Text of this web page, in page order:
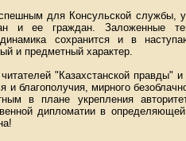
для Консульской службы,
и ее граждан. Заложенные
динамика сохранится и в
и предметный характер.
"Казахстанской правды" и
благополучия, мирного
в плане укрепления
дипломатии в определяющей